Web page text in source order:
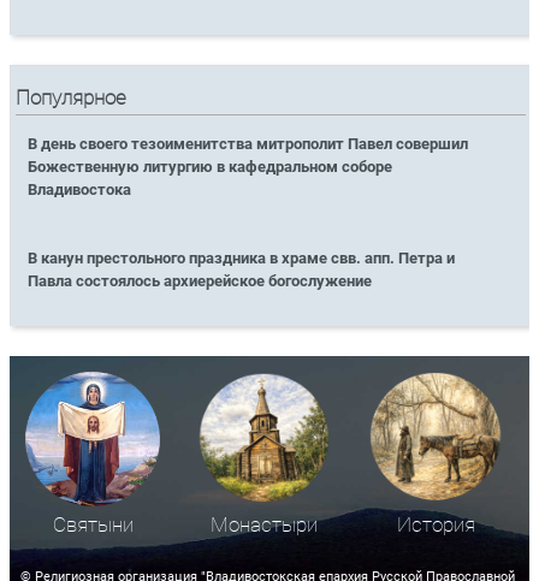
Популярное
В день своего тезоименитства митрополит Павел совершил
Божественную литургию в кафедральном соборе
Владивостока
В канун престольного праздника в храме свв. апп. Петра и
Павла состоялось архиерейское богослужение
Святыни Монастыри История
© Религиозная организация "Владивостокская епархия Русской Православной